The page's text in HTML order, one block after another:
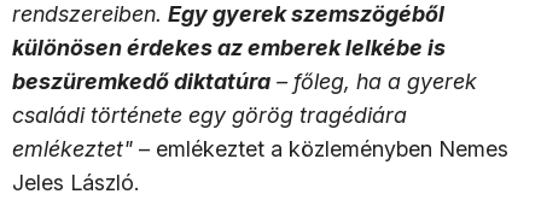
rendszereiben. Egy gyerek szemszögéből
különösen érdekes az emberek lelkébe is
beszüremkedő diktatúra – főleg, ha a gyerek
családi története egy görög tragédiára
emlékeztet" – emlékeztet a közleményben Nemes
Jeles László.